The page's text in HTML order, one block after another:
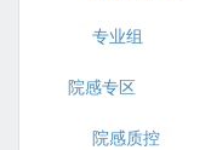
专业组
院感专区
院感质控